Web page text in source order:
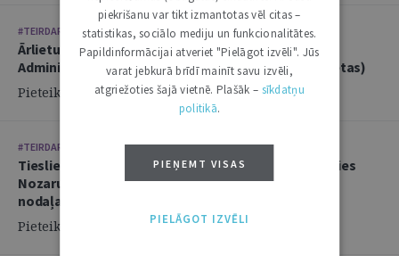
#TEIRDARBS
Ārlietu ministrija aicina savā komandā pievienoties
Administratīvi tiesiskās nodaļas juristu (2 amata vietas)
Pieteikšanās līdz: 14.06.2026.
#TEIRDARBS
Tieslietu ministrija aicina savai komandai pievienoties
Nozaru politikas departamenta Politikas izstrādes
nodaļas juristu
Pieteikšanās līdz: 02.06.2026.
piekrišanu var tikt izmantotas vēl citas –
statistikas, sociālo mediju un funkcionalitātes.
Papildinformācijai atveriet "Pielāgot izvēli". Jūs
varat jebkurā brīdī mainīt savu izvēli,
atgriežoties šajā vietnē. Plašāk – sīkdatņu
politikā.
PIEŅEMT VISAS
PIELĀGOT IZVĒLI